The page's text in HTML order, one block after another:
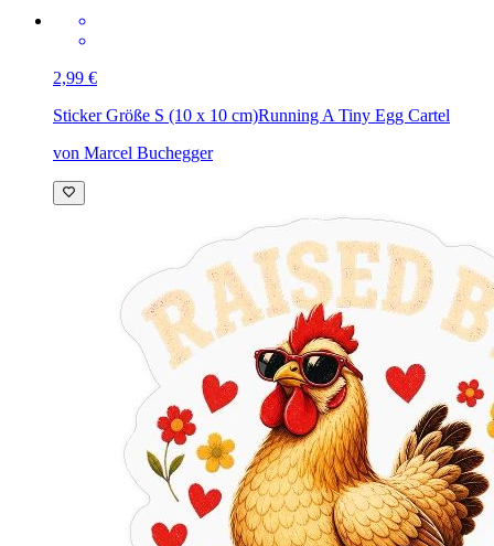
2,99 €
Sticker Größe S (10 x 10 cm)Running A Tiny Egg Cartel
von Marcel Buchegger